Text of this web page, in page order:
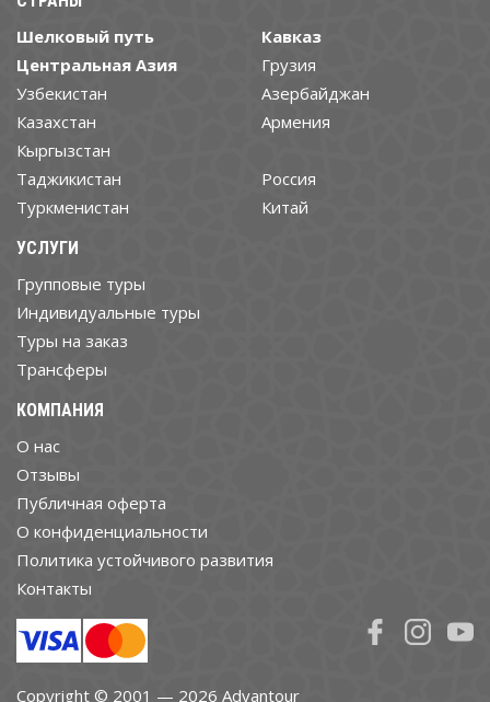
Шелковый путь
Центральная Азия
Узбекистан
Казахстан
Кыргызстан
Таджикистан
Туркменистан
Кавказ
Грузия
Азербайджан
Армения
Россия
Китай
УСЛУГИ
Групповые туры
Индивидуальные туры
Туры на заказ
Трансферы
КОМПАНИЯ
О нас
Отзывы
Публичная оферта
О конфиденциальности
Политика устойчивого развития
Контакты
Copyright © 2001 — 2026 Advantour